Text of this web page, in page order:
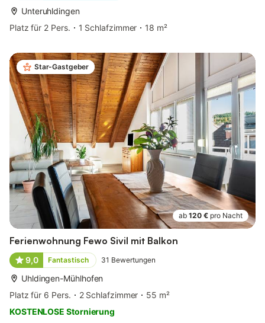
Unteruhldingen
Platz für 2 Pers.
1 Schlafzimmer 18 m²
Star-Gastgeber
ab 120 € pro Nacht
Ferienwohnung Fewo Sivil mit Balkon
9,0 Fantastisch 31 Bewertungen
Uhldingen-Mühlhofen
Platz für 6 Pers.
2 Schlafzimmer
55 m²
KOSTENLOSE Stornierung